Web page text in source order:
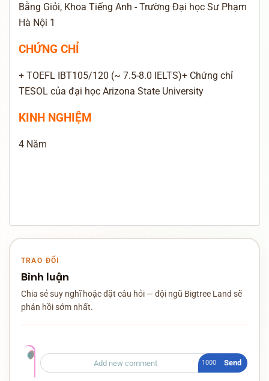
Bằng Giỏi, Khoa Tiếng Anh - Trường Đại học Sư Phạm
Hà Nội 1
CHỨNG CHỈ
+ TOEFL IBT105/120 (~ 7.5-8.0 IELTS)+ Chứng chỉ
TESOL của đại học Arizona State University
KINH NGHIỆM
4 Năm
TRAO ĐỔI
Bình luận
Chia sẻ suy nghĩ hoặc đặt câu hỏi — đội ngũ Bigtree Land sẽ
phản hồi sớm nhất.
Send
1000